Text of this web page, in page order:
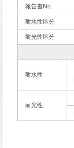
報告書No.
耐水性区分
耐光性区分
耐水性
耐光性